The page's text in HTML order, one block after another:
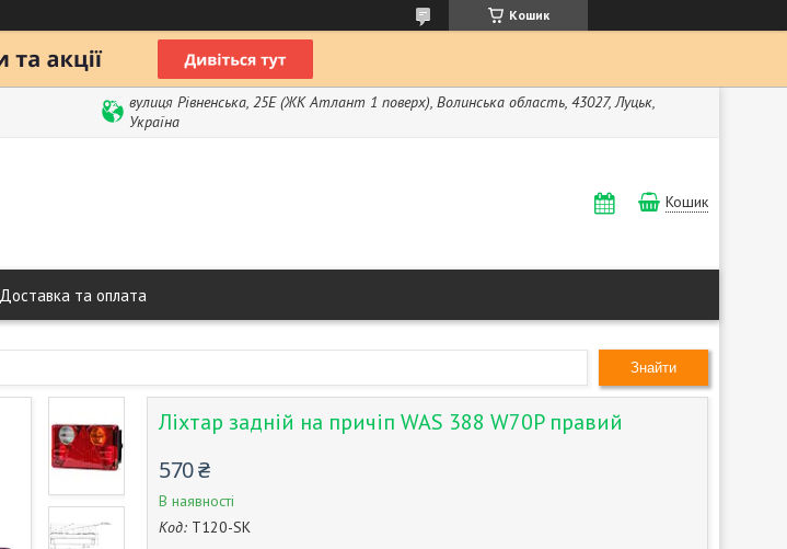
Кошик
вулиця Рівненська, 25Е (ЖК Атлант 1 поверх), Волинська область, 43027, Луцьк,
Україна
Кошик
Доставка та оплата
Знайти
Ліхтар задній на причіп WAS 388 W70P правий
570 ₴
В наявності
Код: T120-SK